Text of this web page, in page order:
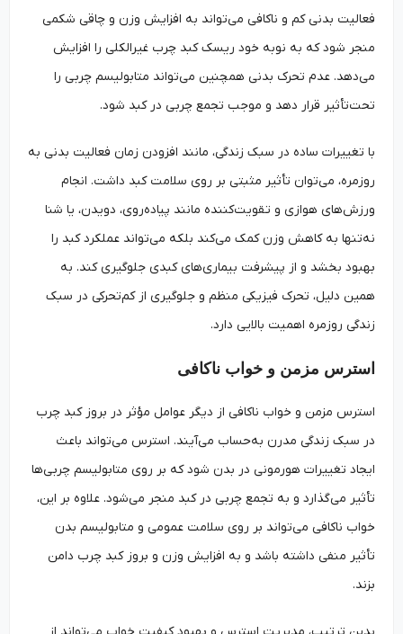
فعالیت بدنی کم و ناکافی می‌تواند به افزایش وزن و چاقی شکمی
منجر شود که به نوبه خود ریسک کبد چرب غیرالکلی را افزایش
می‌دهد. عدم تحرک بدنی همچنین می‌تواند متابولیسم چربی را
تحت‌تأثیر قرار دهد و موجب تجمع چربی در کبد شود.
با تغییرات ساده در سبک زندگی، مانند افزودن زمان فعالیت بدنی به
روزمره، می‌توان تأثیر مثبتی بر روی سلامت کبد داشت. انجام
ورزش‌های هوازی و تقویت‌کننده مانند پیاده‌روی، دویدن، یا شنا
نه‌تنها به کاهش وزن کمک می‌کند بلکه می‌تواند عملکرد کبد را
بهبود بخشد و از پیشرفت بیماری‌های کبدی جلوگیری کند. به
همین دلیل، تحرک فیزیکی منظم و جلوگیری از کم‌تحرکی در سبک
زندگی روزمره اهمیت بالایی دارد.
استرس مزمن و خواب ناکافی
استرس مزمن و خواب ناکافی از دیگر عوامل مؤثر در بروز کبد چرب
در سبک زندگی مدرن به‌حساب می‌آیند. استرس می‌تواند باعث
ایجاد تغییرات هورمونی در بدن شود که بر روی متابولیسم چربی‌ها
تأثیر می‌گذارد و به تجمع چربی در کبد منجر می‌شود. علاوه بر این،
خواب ناکافی می‌تواند بر روی سلامت عمومی و متابولیسم بدن
تأثیر منفی داشته باشد و به افزایش وزن و بروز کبد چرب دامن